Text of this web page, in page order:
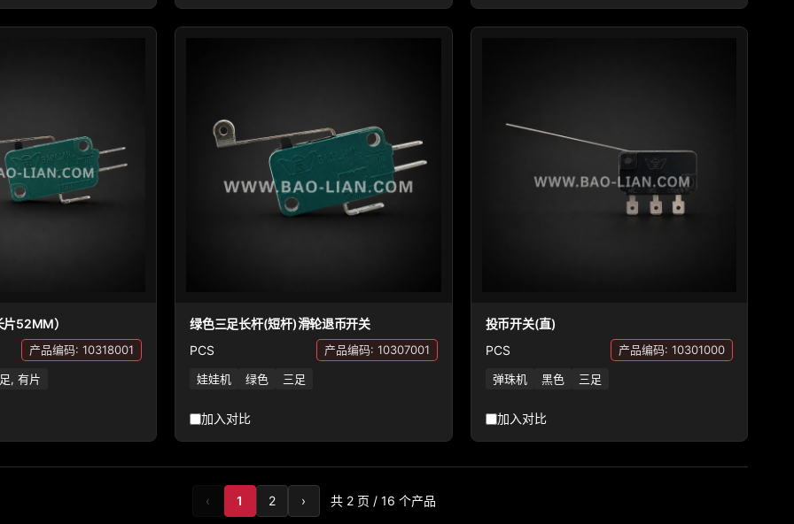
52MM）
产品编码: 10318001
, 有片
绿色三足长杆(短杆)滑轮退币开关
PCS
产品编码: 10307001
娃娃机 绿色 三足
加入对比
投币开关(直)
PCS
产品编码: 10301000
弹珠机 黑色 三足
加入对比
‹ 1 2 › 共 2 页 / 16 个产品